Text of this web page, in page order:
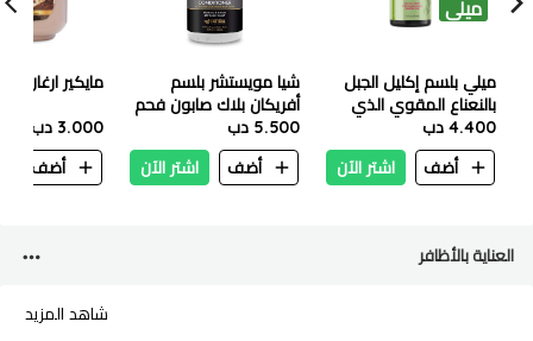
ميلي
ميلي بلسم إكليل الجبل
بالنعناع المقوي الذي
يترك على الشعر 355 مل
4.400 دب
أضف
اشتر الآن
شيا مويستشر بلسم
أفريكان بلاك صابون فحم
الخيزران المتوازن 384 مل
5.500 دب
أضف
اشتر الآن
مايكير ارغان بلسم ٤.٥ لتر
3.000 دب
أضف
العناية بالأظافر
شاهد المزيد